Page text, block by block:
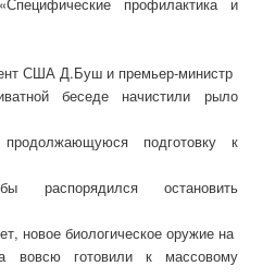
США Д.Буш и премьер-министр
беседе начистили рыло
подготовку к
остановить
новое биологическое оружие на
вовсю готовили к массовому